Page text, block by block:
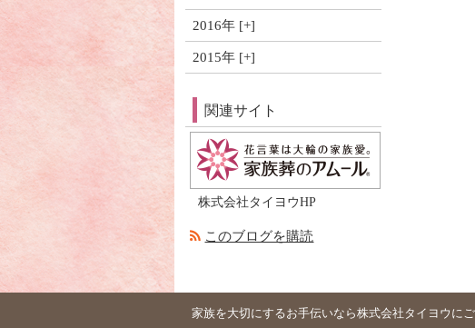
2016年
2015年
関連サイト
株式会社タイヨウHP
このブログを購読
家族を大切にするお手伝いなら株式会社タイヨウにご